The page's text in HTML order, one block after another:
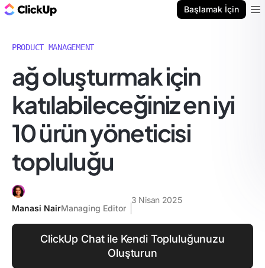
Başlamak İçin
PRODUCT MANAGEMENT
ağ oluşturmak için
katılabileceğiniz en iyi
10 ürün yöneticisi
topluluğu
Manasi NairManaging Editor
3 Nisan 2025
ClickUp Chat ile Kendi Topluluğunuzu
Oluşturun